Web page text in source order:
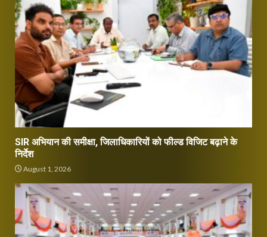
SIR अभियान की समीक्षा, जिलाधिकारियों को फील्ड विजिट बढ़ाने के
निर्देश
August 1, 2026